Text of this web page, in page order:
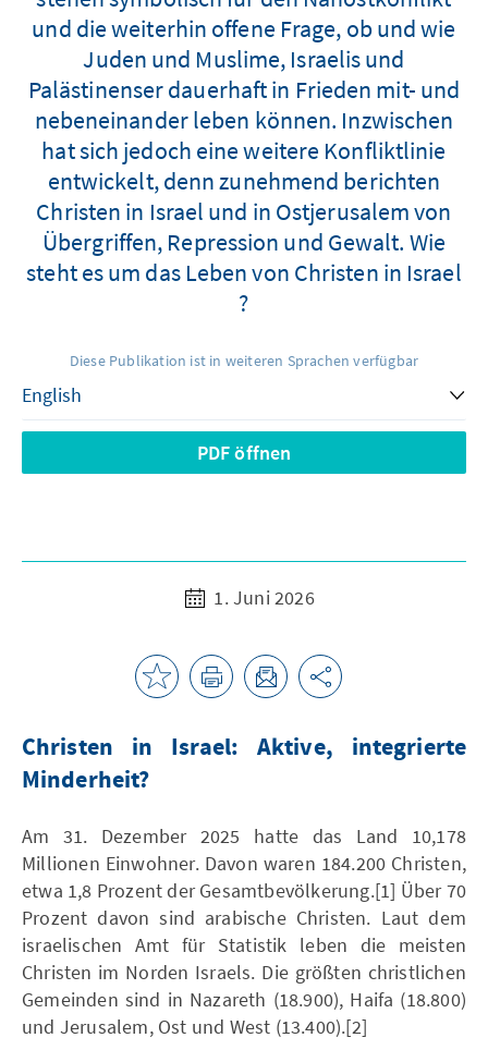
und die weiterhin offene Frage, ob und wie
Juden und Muslime, Israelis und
Palästinenser dauerhaft in Frieden mit- und
nebeneinander leben können. Inzwischen
hat sich jedoch eine weitere Konfliktlinie
entwickelt, denn zunehmend berichten
Christen in Israel und in Ostjerusalem von
Übergriffen, Repression und Gewalt. Wie
steht es um das Leben von Christen in Israel
?
Diese Publikation ist in weiteren Sprachen verfügbar
PDF öffnen
1. Juni 2026
Christen in Israel: Aktive, integrierte
Minderheit?
Am 31. Dezember 2025 hatte das Land 10,178
Millionen Einwohner. Davon waren 184.200 Christen,
etwa 1,8 Prozent der Gesamtbevölkerung.[1] Über 70
Prozent davon sind arabische Christen. Laut dem
israelischen Amt für Statistik leben die meisten
Christen im Norden Israels. Die größten christlichen
Gemeinden sind in Nazareth (18.900), Haifa (18.800)
und Jerusalem, Ost und West (13.400).[2]